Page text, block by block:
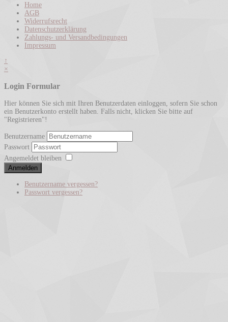
Home
AGB
Widerrufsrecht
Datenschutzerklärung
Zahlungs- und Versandbedingungen
Impressum
↑
×
Login Formular
Hier können Sie sich mit Ihren Benutzerdaten einloggen, sofern Sie schon
ein Benutzerkonto erstellt haben. Falls nicht, klicken Sie bitte auf
"Registrieren"!
Benutzername
Passwort
Angemeldet bleiben
Anmelden
Benutzername vergessen?
Passwort vergessen?